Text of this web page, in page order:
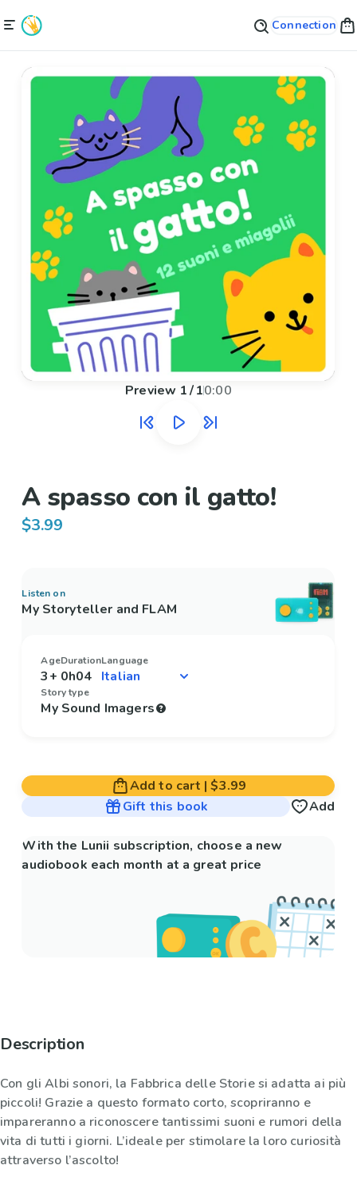
Connection
Preview 1/10:00
A spasso con il gatto!
$3.99
Listen on
My Storyteller and FLAM
Age
3+
Duration
0h04
Language
Story type
My Sound Imagers
Add to cart |$3.99
Gift this book
Add
With the Lunii subscription, choose a new
audiobook each month at a great price
Description
Con gli Albi sonori, la Fabbrica delle Storie si adatta ai più
piccoli! Grazie a questo formato corto, scopriranno e
impareranno a riconoscere tantissimi suoni e rumori della
vita di tutti i giorni. L’ideale per stimolare la loro curiosità
attraverso l’ascolto!